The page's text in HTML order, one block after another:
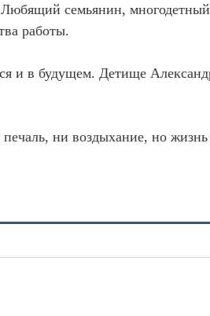
семьянин,
работы.
и в будущем. Детище
ни воздыхание, но жизнь